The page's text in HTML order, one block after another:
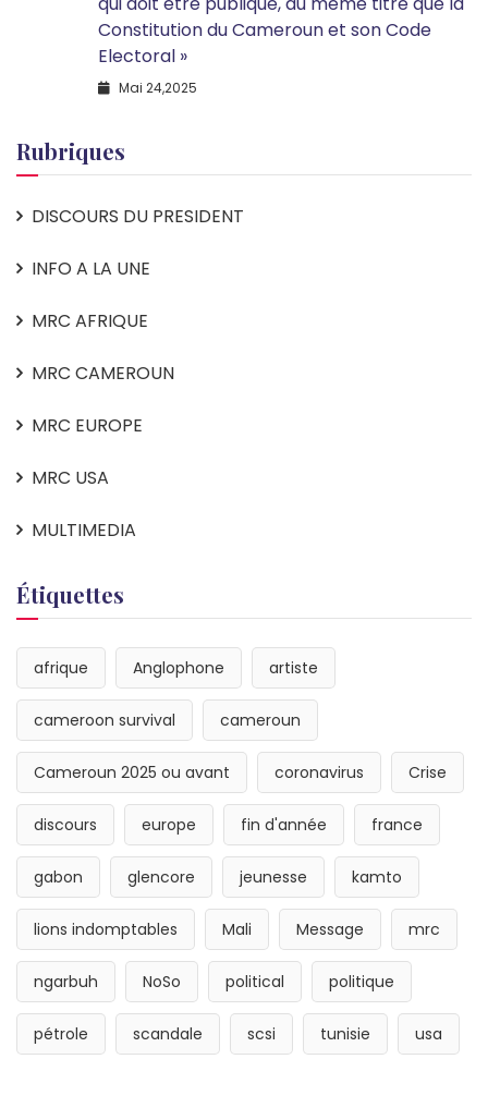
Constitution du Cameroun et son Code
Electoral »
Mai 24,2025
Rubriques
DISCOURS DU PRESIDENT
INFO A LA UNE
MRC AFRIQUE
MRC CAMEROUN
MRC EUROPE
MRC USA
MULTIMEDIA
Étiquettes
afrique Anglophone artiste
cameroon survival cameroun
Cameroun 2025 ou avant coronavirus Crise
discours europe fin d'année france
gabon glencore jeunesse kamto
lions indomptables Mali Message mrc
ngarbuh NoSo political politique
pétrole scandale scsi tunisie usa